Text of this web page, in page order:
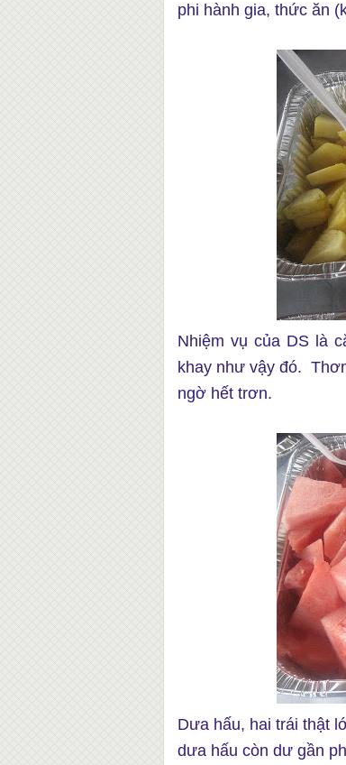
phi hành gia, thức ăn
Nhiệm vụ của DS là
khay như vậy đó.
ngờ hết trơn.
Dưa hấu, hai trái thật
dưa hấu còn dư gần